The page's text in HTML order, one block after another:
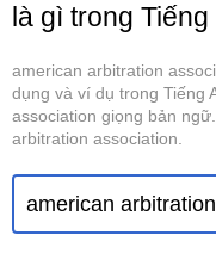
là gì trong Tiếng
american arbitration
dụng và ví dụ trong Tiếng
association giọng bản
arbitration association.